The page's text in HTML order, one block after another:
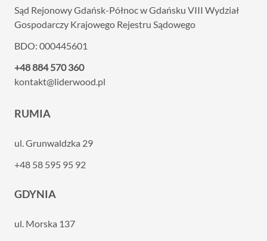
Sąd Rejonowy Gdańsk-Północ w Gdańsku VIII Wydział
Gospodarczy Krajowego Rejestru Sądowego
BDO: 000445601
+48 884 570 360
kontakt@liderwood.pl
RUMIA
ul. Grunwaldzka 29
+48 58 595 95 92
GDYNIA
ul. Morska 137